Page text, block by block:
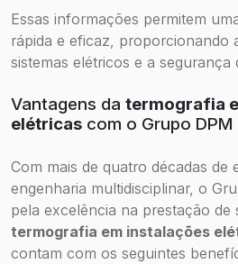
Essas informações permitem
rápida e eficaz, proporcionando
sistemas elétricos e a segurança
Vantagens da termografia
elétricas com o Grupo DPM
Com mais de quatro décadas de
engenharia multidisciplinar, o
pela excelência na prestação de
termografia em instalações
contam com os seguintes